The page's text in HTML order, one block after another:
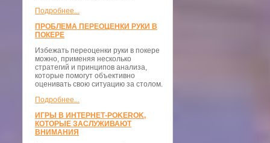
Подробнее...
ПРОБЛЕМА ПЕРЕОЦЕНКИ РУКИ В
ПОКЕРЕ
Избежать переоценки руки в покере
можно, применяя несколько
стратегий и принципов анализа,
которые помогут объективно
оценивать свою ситуацию за столом.
Подробнее...
ИГРЫ В ИНТЕРНЕТ-POKEROK,
КОТОРЫЕ ЗАСЛУЖИВАЮТ
ВНИМАНИЯ